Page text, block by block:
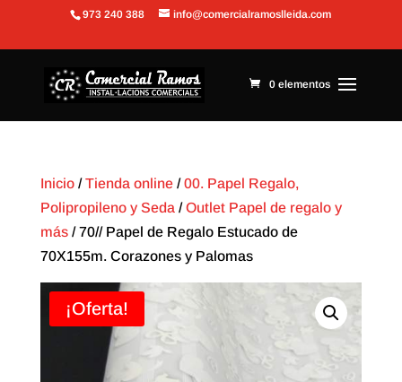
Abrir barra de herramientas
973 240 388 info@comercialramoslleida.com
0 elementos
Inicio/Tienda online/00. Papel Regalo,
Polipropileno y Seda /Outlet Papel de regalo y
más/ 70// Papel de Regalo Estucado de
70X155m. Corazones y Palomas
¡Oferta!